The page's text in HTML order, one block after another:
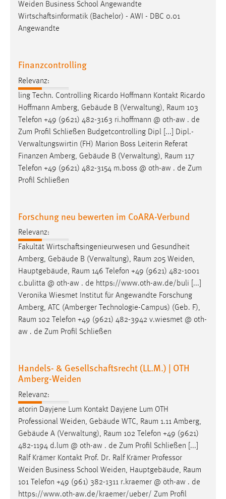
Weiden Business School Angewandte
Wirtschaftsinformatik (Bachelor) - AWI - DBC 0.01
Angewandte
Finanzcontrolling
Relevanz:
ling Techn. Controlling Ricardo Hoffmann Kontakt Ricardo
Hoffmann Amberg, Gebäude B (Verwaltung), Raum 103
Telefon +49 (9621) 482-3163 ri.hoffmann @ oth-aw . de
Zum Profil Schließen Budgetcontrolling Dipl [...] Dipl.-
Verwaltungswirtin (FH) Marion Boss Leiterin Referat
Finanzen Amberg, Gebäude B (Verwaltung), Raum 117
Telefon +49 (9621) 482-3154 m.boss @ oth-aw . de Zum
Profil Schließen
Forschung neu bewerten im CoARA-Verbund
Relevanz:
Fakultät Wirtschaftsingenieurwesen und Gesundheit
Amberg, Gebäude B (Verwaltung), Raum 205 Weiden,
Hauptgebäude, Raum 146 Telefon +49 (9621) 482-1001
c.bulitta @ oth-aw . de https://www.oth-aw.de/buli [...]
Veronika Wiesmet Institut für Angewandte Forschung
Amberg, ATC (Amberger Technologie-Campus) (Geb. F),
Raum 102 Telefon +49 (9621) 482-3942 v.wiesmet @ oth-
aw . de Zum Profil Schließen
Handels- & Gesellschaftsrecht (LL.M.) | OTH
Amberg-Weiden
Relevanz:
atorin Dayjene Lum Kontakt Dayjene Lum OTH
Professional Weiden, Gebäude WTC, Raum 1.11 Amberg,
Gebäude A (Verwaltung), Raum 102 Telefon +49 (9621)
482-1194 d.lum @ oth-aw . de Zum Profil Schließen [...]
Ralf Krämer Kontakt Prof. Dr. Ralf Krämer Professor
Weiden Business School Weiden, Hauptgebäude, Raum
101 Telefon +49 (961) 382-1311 r.kraemer @ oth-aw . de
https://www.oth-aw.de/kraemer/ueber/ Zum Profil